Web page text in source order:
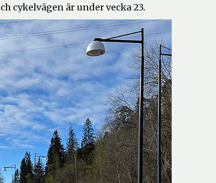
cykelvägen är under vecka 23.